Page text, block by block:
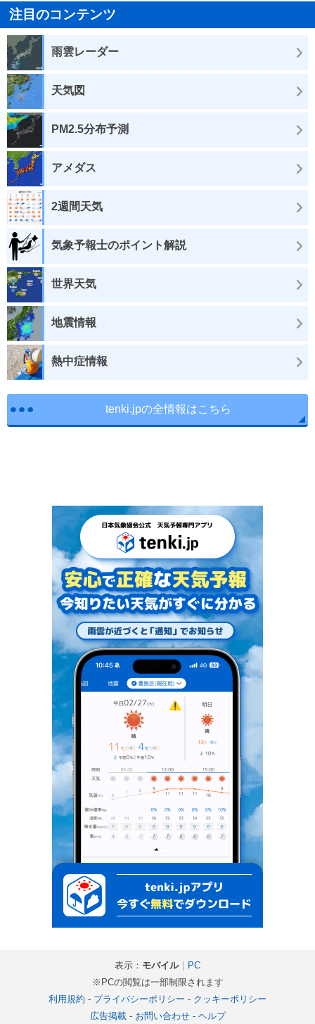
注目のコンテンツ
雨雲レーダー
天気図
PM2.5分布予測
アメダス
2週間天気
気象予報士のポイント解説
世界天気
地震情報
熱中症情報
tenki.jpの全情報はこちら
表示： モバイル｜ PC
※PCの閲覧は一部制限されます
利用規約 - プライバシーポリシー - クッキーポリシー
広告掲載- お問い合わせ- ヘルプ